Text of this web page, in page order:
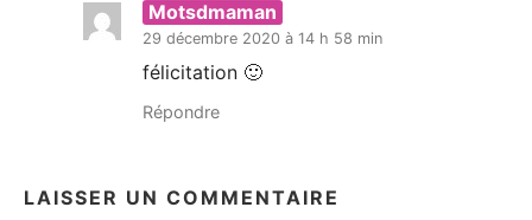
Motsdmaman
29 décembre 2020 à 14 h 58 min
félicitation 🙂
Répondre
LAISSER UN COMMENTAIRE